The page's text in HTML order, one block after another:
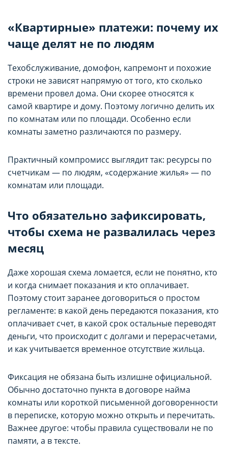
«Квартирные» платежи: почему их
чаще делят не по людям
Техобслуживание, домофон, капремонт и похожие
строки не зависят напрямую от того, кто сколько
времени провел дома. Они скорее относятся к
самой квартире и дому. Поэтому логично делить их
по комнатам или по площади. Особенно если
комнаты заметно различаются по размеру.
Практичный компромисс выглядит так: ресурсы по
счетчикам — по людям, «содержание жилья» — по
комнатам или площади.
Что обязательно зафиксировать,
чтобы схема не развалилась через
месяц
Даже хорошая схема ломается, если не понятно, кто
и когда снимает показания и кто оплачивает.
Поэтому стоит заранее договориться о простом
регламенте: в какой день передаются показания, кто
оплачивает счет, в какой срок остальные переводят
деньги, что происходит с долгами и перерасчетами,
и как учитывается временное отсутствие жильца.
Фиксация не обязана быть излишне официальной.
Обычно достаточно пункта в договоре найма
комнаты или короткой письменной договоренности
в переписке, которую можно открыть и перечитать.
Важнее другое: чтобы правила существовали не по
памяти, а в тексте.
без которых невозможно корректное
функционирование сайта domovita.by
(далее – Сайт).
Сайт запоминает Ваш выбор настроек на 1
год. По окончании этого периода Сайт
снова запросит Ваше согласие. Вы вправе
изменить свой выбор настроек файлов
время в интерфейсе Сайта путем перехода
по ссылке в нижней части страницы Сайта
«Выбор настроек cookie».
Перед тем как совершить выбор настроек
параметров использования файлов cookie
Вы можете ознакомиться с
Политикой обработки файлов cookie ООО
"Аниксмедиа"
, а также со списком файлов cookie,
содержащим их описание и сроки
хранения.
Технические/функциональные
(обязательные) cookie-файлы
Данный тип cookie-файлов требуется для
обеспечения функционирования Сайта, в том
числе корректного использования
предлагаемых на нем возможностей и услуг, и
не подлежит отключению. Эти сookie-файлы не
Сохранить мой выбор
без которых невозможно корректное
функционирование сайта domovita.by
(далее – Сайт).
Сайт запоминает Ваш выбор настроек на 1
год. По окончании этого периода Сайт
снова запросит Ваше согласие. Вы вправе
изменить свой выбор настроек файлов
время в интерфейсе Сайта путем перехода
по ссылке в нижней части страницы Сайта
«Выбор настроек cookie».
Перед тем как совершить выбор настроек
параметров использования файлов cookie
Вы можете ознакомиться с
Политикой обработки файлов cookie ООО
"Аниксмедиа"
, а также со списком файлов cookie,
содержащим их описание и сроки
хранения.
Технические/функциональные
(обязательные) cookie-файлы
Данный тип cookie-файлов требуется для
обеспечения функционирования Сайта, в том
числе корректного использования
предлагаемых на нем возможностей и услуг, и
не подлежит отключению. Эти сookie-файлы не
Сохранить мой выбор